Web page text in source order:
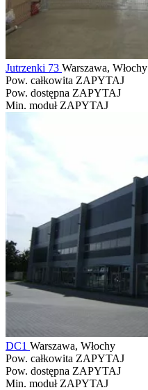
Jutrzenki 73 Warszawa, Włochy
Pow. całkowita ZAPYTAJ
Pow. dostępna ZAPYTAJ
Min. moduł ZAPYTAJ
DC1 Warszawa, Włochy
Pow. całkowita ZAPYTAJ
Pow. dostępna ZAPYTAJ
Min. moduł ZAPYTAJ